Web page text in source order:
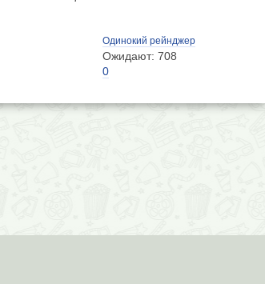
Одинокий рейнджер
Ожидают: 708
0